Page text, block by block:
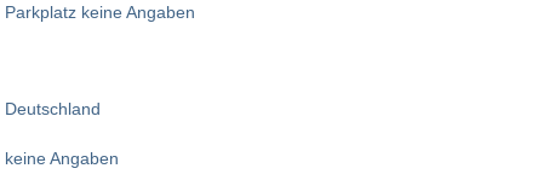
Parkplatz keine Angaben
Deutschland
keine Angaben